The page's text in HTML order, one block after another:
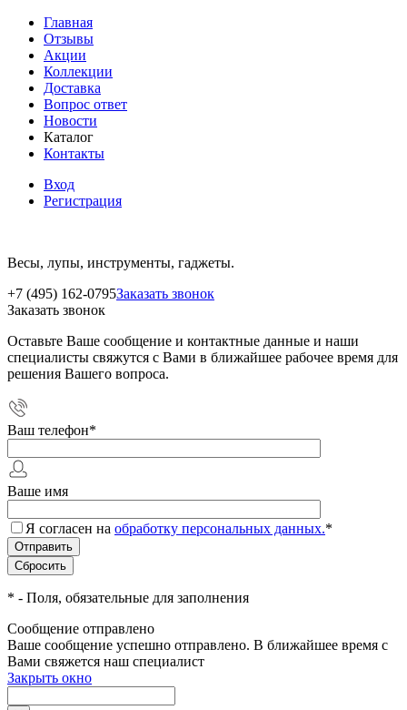
Главная
Отзывы
Акции
Коллекции
Доставка
Вопрос ответ
Новости
Каталог
Контакты
Вход
Регистрация
Весы, лупы, инструменты, гаджеты.
+7 (495) 162-0795Заказать звонок
Заказать звонок
Оставьте Ваше сообщение и контактные данные и наши
специалисты свяжутся с Вами в ближайшее рабочее время для
решения Вашего вопроса.
Ваш телефон*
Ваше имя
Я согласен на обработку персональных данных.*
* - Поля, обязательные для заполнения
Сообщение отправлено
Ваше сообщение успешно отправлено. В ближайшее время с
Вами свяжется наш специалист
Закрыть окно